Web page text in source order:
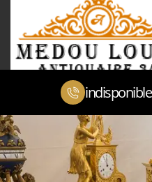
indisponible